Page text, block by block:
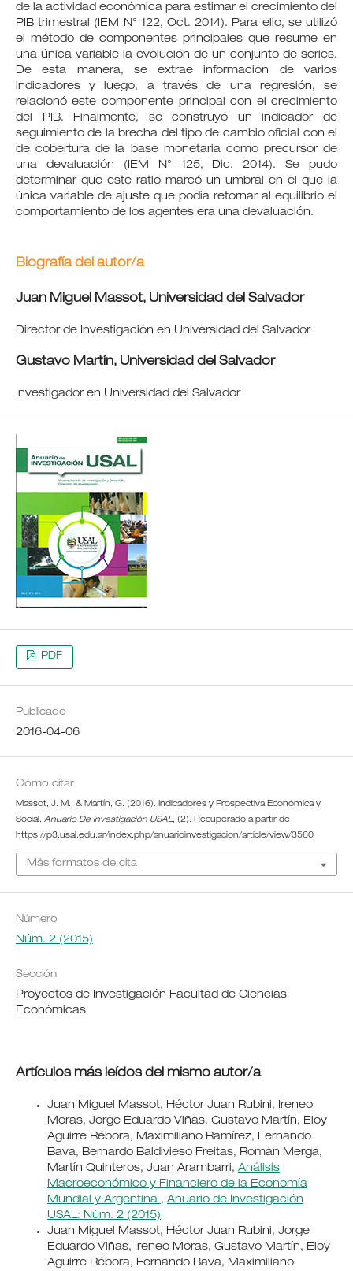
de la actividad económica para estimar el crecimiento del
PIB trimestral (IEM N° 122, Oct. 2014). Para ello, se utilizó
el método de componentes principales que resume en
una única variable la evolución de un conjunto de series.
De esta manera, se extrae información de varios
indicadores y luego, a través de una regresión, se
relacionó este componente principal con el crecimiento
del PIB. Finalmente, se construyó un indicador de
seguimiento de la brecha del tipo de cambio oficial con el
de cobertura de la base monetaria como precursor de
una devaluación (IEM N° 125, Dic. 2014). Se pudo
determinar que este ratio marcó un umbral en el que la
única variable de ajuste que podía retornar al equilibrio el
comportamiento de los agentes era una devaluación.
Biografía del autor/a
Juan Miguel Massot, Universidad del Salvador
Director de Investigación en Universidad del Salvador
Gustavo Martín, Universidad del Salvador
Investigador en Universidad del Salvador
PDF
Publicado
2016-04-06
Cómo citar
Massot, J. M., & Martín, G. (2016). Indicadores y Prospectiva Económica y
Social. Anuario De Investigación USAL, (2). Recuperado a partir de
https://p3.usal.edu.ar/index.php/anuarioinvestigacion/article/view/3560
Más formatos de cita
Número
Núm. 2 (2015)
Sección
Proyectos de Investigación Facultad de Ciencias
Económicas
Artículos más leídos del mismo autor/a
Juan Miguel Massot, Héctor Juan Rubini, Ireneo
Moras, Jorge Eduardo Viñas, Gustavo Martín, Eloy
Aguirre Rébora, Maximiliano Ramírez, Fernando
Bava, Bernardo Baldivieso Freitas, Román Merga,
Martín Quinteros, Juan Arambarri, Análisis
Macroeconómico y Financiero de la Economía
Mundial y Argentina , Anuario de Investigación
USAL: Núm. 2 (2015)
Juan Miguel Massot, Héctor Juan Rubini, Jorge
Eduardo Viñas, Ireneo Moras, Gustavo Martín, Eloy
Aguirre Rébora, Fernando Bava, Maximiliano